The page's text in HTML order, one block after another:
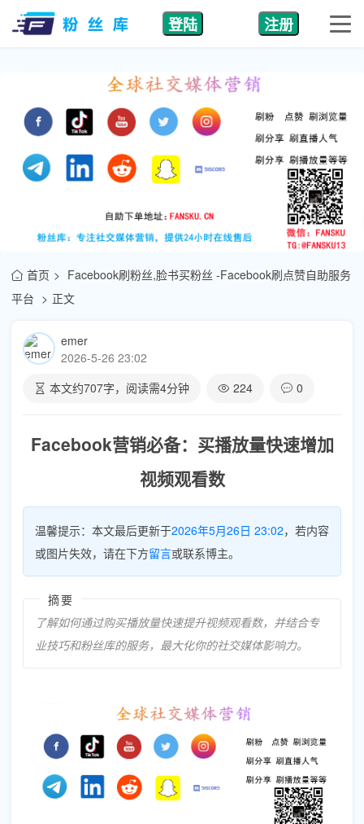
登陆 注册
首页
Facebook刷粉丝,脸书买粉丝 -Facebook刷点赞自助服务
平台
正文
emer
2026-5-26 23:02
本文约707字，阅读需4分钟 224 0
Facebook营销必备：买播放量快速增加
视频观看数
温馨提示：本文最后更新于2026年5月26日 23:02，若内容
或图片失效，请在下方留言或联系博主。
摘要
了解如何通过购买播放量快速提升视频观看数，并结合专
业技巧和粉丝库的服务，最大化你的社交媒体影响力。